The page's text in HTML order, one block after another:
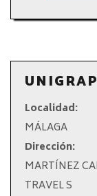
Localidad:
MÁLAGA
Dirección:
MARTÍNEZ
TRAVEL S